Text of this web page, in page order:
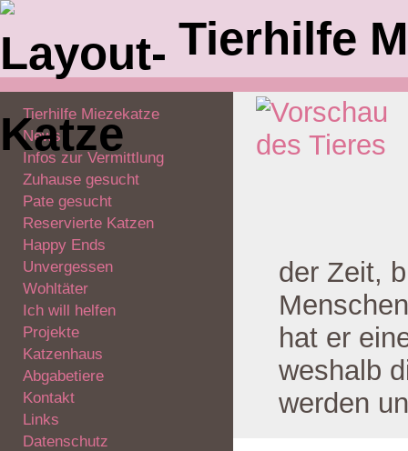
Tierhilfe
Tierhilfe Miezekatze
News
Infos zur Vermittlung
Zuhause gesucht
Pate gesucht
Reservierte Katzen
Happy Ends
Unvergessen
Wohltäter
Ich will helfen
Projekte
Katzenhaus
Abgabetiere
Kontakt
Links
Datenschutz
der Zeit,
hat er
weshalb
werden